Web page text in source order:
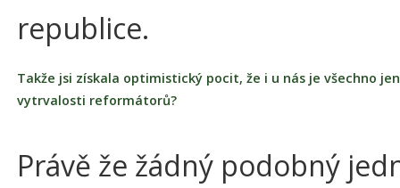
republice.
Takže jsi získala optimistický pocit, že i u nás je všechno
vytrvalosti reformátorů?
Právě že žádný podobný